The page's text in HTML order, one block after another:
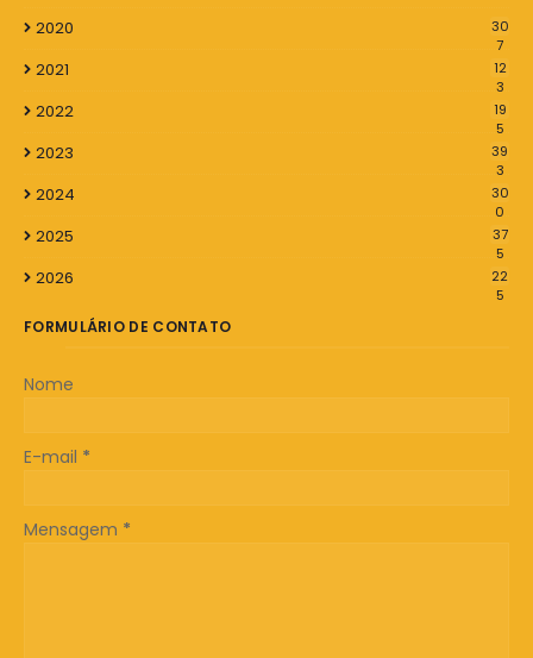
2020
30
7
2021
12
3
2022
19
5
2023
39
3
2024
30
0
2025
37
5
2026
22
5
FORMULÁRIO DE CONTATO
Nome
E-mail *
Mensagem *